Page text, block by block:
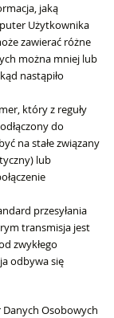
jaką
Użytkownika
zawierać różne
można mniej lub
nastąpiło
który z reguły
do
na stałe związany
lub
przesyłania
transmisja jest
zwykłego
odbywa się
Osobowych